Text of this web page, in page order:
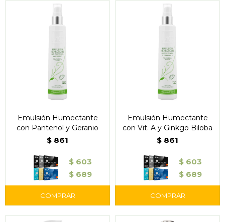
Emulsión Humectante
con Pantenol y Geranio
$ 861
$ 603
$ 689
Emulsión Humectante
con Vit. A y Ginkgo Biloba
$ 861
$ 603
$ 689